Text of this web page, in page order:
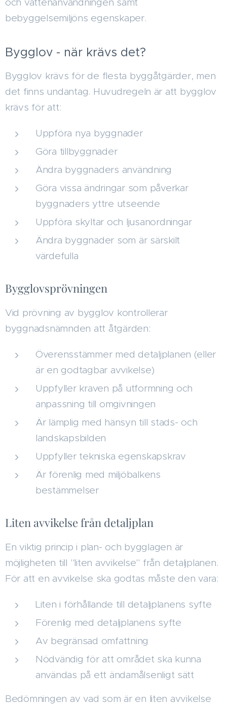
och vattenanvändningen samt
bebyggelsemiljöns egenskaper.
Bygglov - när krävs det?
Bygglov krävs för de flesta byggåtgärder, men
det finns undantag. Huvudregeln är att bygglov
krävs för att:
Uppföra nya byggnader
Göra tillbyggnader
Ändra byggnaders användning
Göra vissa ändringar som påverkar
byggnaders yttre utseende
Uppföra skyltar och ljusanordningar
Ändra byggnader som är särskilt
värdefulla
Bygglovsprövningen
Vid prövning av bygglov kontrollerar
byggnadsnämnden att åtgärden:
Överensstämmer med detaljplanen (eller
är en godtagbar avvikelse)
Uppfyller kraven på utformning och
anpassning till omgivningen
Är lämplig med hänsyn till stads- och
landskapsbilden
Uppfyller tekniska egenskapskrav
Är förenlig med miljöbalkens
bestämmelser
Liten avvikelse från detaljplan
En viktig princip i plan- och bygglagen är
möjligheten till "liten avvikelse" från detaljplanen.
För att en avvikelse ska godtas måste den vara:
Liten i förhållande till detaljplanens syfte
Förenlig med detaljplanens syfte
Av begränsad omfattning
Nödvändig för att området ska kunna
användas på ett ändamålsenligt sätt
Bedömningen av vad som är en liten avvikelse